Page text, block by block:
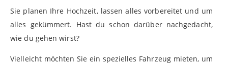
Sie planen Ihre Hochzeit, lassen alles vorbereitet und um
alles gekümmert. Hast du schon darüber nachgedacht,
wie du gehen wirst?
Vielleicht möchten Sie ein spezielles Fahrzeug mieten, um